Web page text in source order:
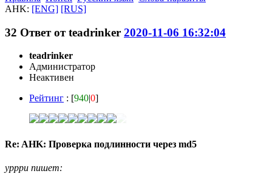
AHK: [ENG] [RUS]
32 Ответ отteadrinker 2020-11-06 16:32:04
teadrinker
Администратор
Неактивен
Рейтинг : [940|0]
Re: AHK: Проверка подлинности через md5
ypppu пишет: